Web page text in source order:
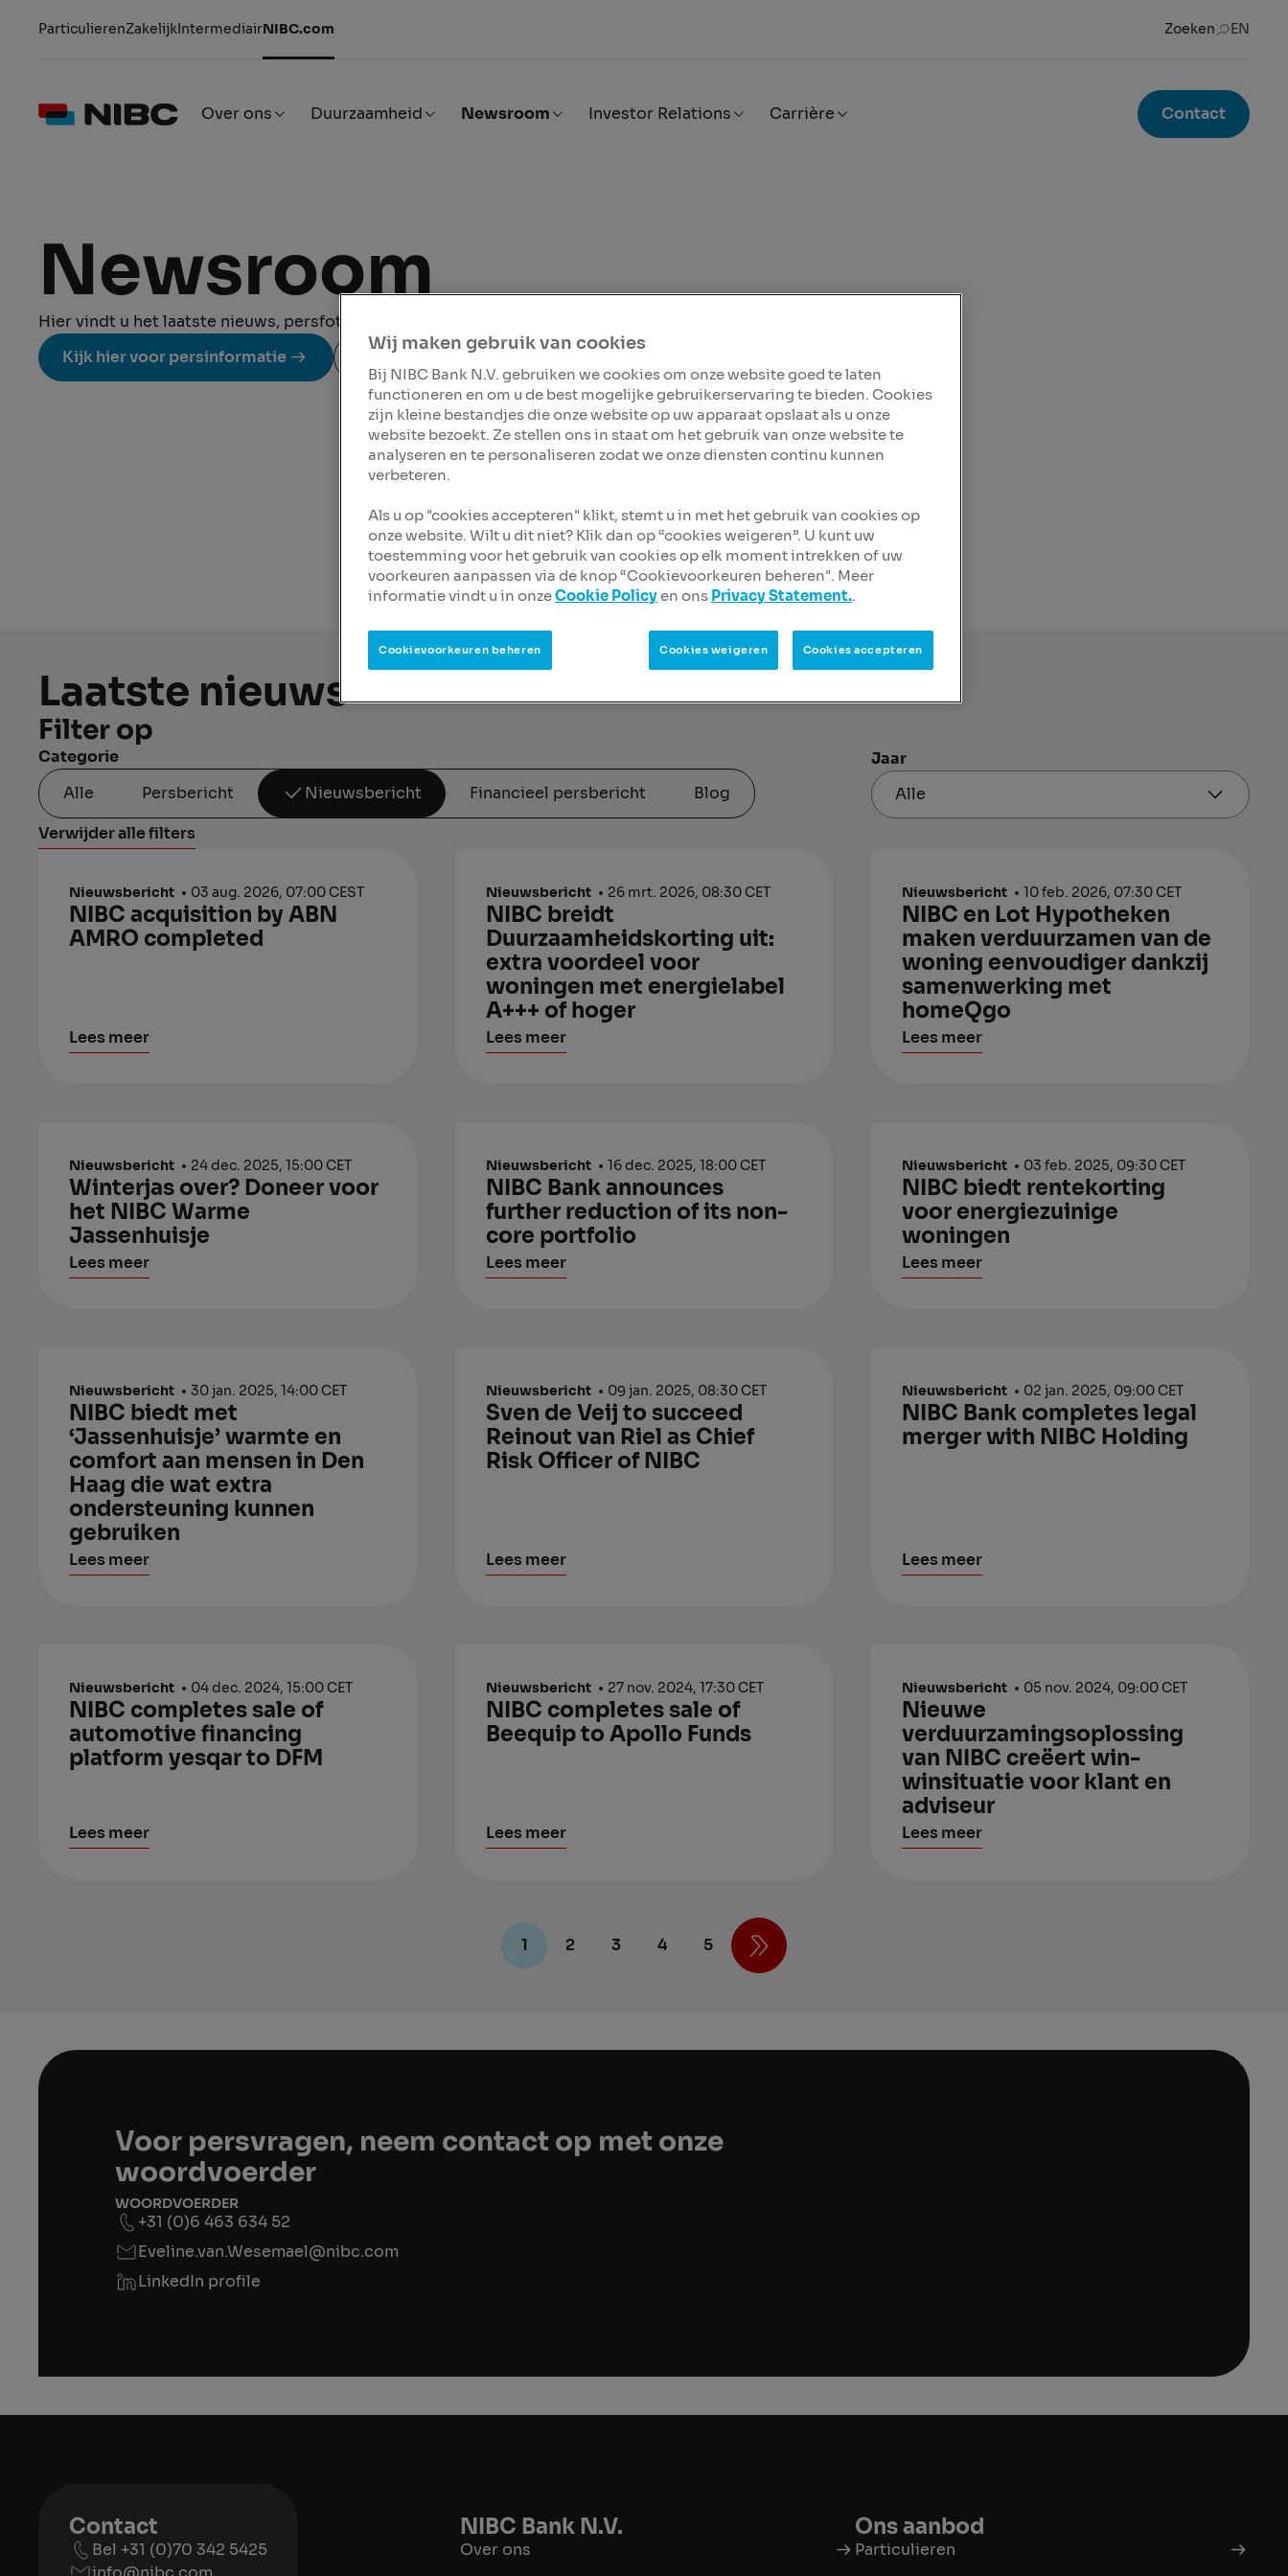
ParticulierenZakelijkIntermediairNIBC.com Zoeken EN
Over ons Duurzaamheid Newsroom Investor Relations Carrière Contact
Newsroom
Hier vindt u het laatste nieuws, persfoto's en andere informatie over NIBC.
Kijk hier voor persinformatie
Perscontacten
Laatste nieuws
Filter op
Categorie
Alle
Persbericht Nieuwsbericht Financieel persbericht Blog
Jaar
Verwijder alle filters
Nieuwsbericht 03 aug. 2026, 07:00 CEST
NIBC acquisition by ABN
AMRO completed
Lees meer
Nieuwsbericht 26 mrt. 2026, 08:30 CET
NIBC breidt
Duurzaamheidskorting uit:
extra voordeel voor
woningen met energielabel
A+++ of hoger
Lees meer
Nieuwsbericht 10 feb. 2026, 07:30 CET
NIBC en Lot Hypotheken
maken verduurzamen van de
woning eenvoudiger dankzij
samenwerking met
homeQgo
Lees meer
Nieuwsbericht 24 dec. 2025, 15:00 CET
Winterjas over? Doneer voor
het NIBC Warme
Jassenhuisje
Lees meer
Nieuwsbericht 16 dec. 2025, 18:00 CET
NIBC Bank announces
further reduction of its non-
core portfolio
Lees meer
Nieuwsbericht 03 feb. 2025, 09:30 CET
NIBC biedt rentekorting
voor energiezuinige
woningen
Lees meer
Nieuwsbericht 30 jan. 2025, 14:00 CET
NIBC biedt met
‘Jassenhuisje’ warmte en
comfort aan mensen in Den
Haag die wat extra
ondersteuning kunnen
gebruiken
Lees meer
Nieuwsbericht 09 jan. 2025, 08:30 CET
Sven de Veij to succeed
Reinout van Riel as Chief
Risk Officer of NIBC
Lees meer
Nieuwsbericht 02 jan. 2025, 09:00 CET
NIBC Bank completes legal
merger with NIBC Holding
Lees meer
Nieuwsbericht 04 dec. 2024, 15:00 CET
NIBC completes sale of
automotive financing
platform yesqar to DFM
Lees meer
Nieuwsbericht 27 nov. 2024, 17:30 CET
NIBC completes sale of
Beequip to Apollo Funds
Lees meer
Nieuwsbericht 05 nov. 2024, 09:00 CET
Nieuwe
verduurzamingsoplossing
van NIBC creëert win-
winsituatie voor klant en
adviseur
Lees meer
1 2 3 4 5
Voor persvragen, neem contact op met onze
woordvoerder
WOORDVOERDER
+31 (0)6 463 634 52
Eveline.van.Wesemael@nibc.com
LinkedIn profile
Contact
Bel +31 (0)70 342 5425
NIBC Bank N.V.
Over ons
Ons aanbod
Particulieren
Wij maken gebruik van cookies
Bij NIBC Bank N.V. gebruiken we cookies om onze website goed te laten
functioneren en om u de best mogelijke gebruikerservaring te bieden. Cookies
zijn kleine bestandjes die onze website op uw apparaat opslaat als u onze
website bezoekt. Ze stellen ons in staat om het gebruik van onze website te
analyseren en te personaliseren zodat we onze diensten continu kunnen
verbeteren.
Als u op "cookies accepteren" klikt, stemt u in met het gebruik van cookies op
onze website. Wilt u dit niet? Klik dan op “cookies weigeren”. U kunt uw
toestemming voor het gebruik van cookies op elk moment intrekken of uw
voorkeuren aanpassen via de knop “Cookievoorkeuren beheren". Meer
informatie vindt u in onzeCookie Policyen ons Privacy Statement..
Cookievoorkeuren beheren Cookies weigeren Cookies accepteren